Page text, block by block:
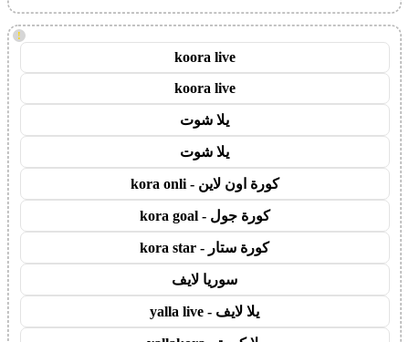
!
koora live
koora live
يلا شوت
يلا شوت
كورة اون لاين - kora onli
كورة جول - kora goal
كورة ستار - kora star
سوريا لايف
يلا لايف - yalla live